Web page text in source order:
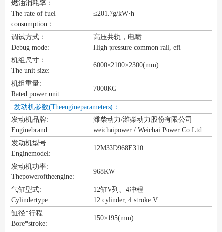
燃油消耗率：
The rate of fuel
consumption：
≤201.7g/kW·h
调试方式：
Debug mode:
高压共轨，电喷
High pressure common rail, efi
机组尺寸：
The unit size:
6000×2100×2300(mm)
机组重量:
Rated power unit:
7000KG
发动机参数(Theengineparameters)：
发动机品牌:
Enginebrand:
潍柴动力/潍柴动力股份有限公司
weichaipower / Weichai Power Co Ltd
发动机型号:
Enginemodel:
12M33D968E310
发动机功率:
Thepoweroftheengine:
968KW
气缸型式:
Cylindertype
12缸V列、4冲程
12 cylinder, 4 stroke V
缸径*行程:
Bore*stroke:
150×195(mm)